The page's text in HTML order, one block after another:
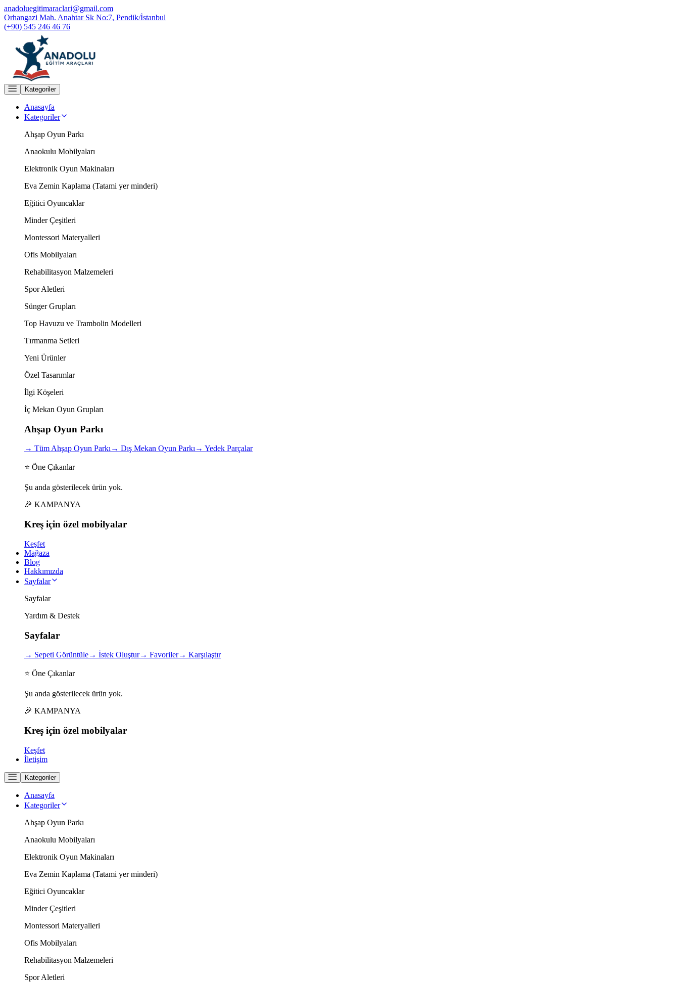
anadoluegitimaraclari@gmail.com
Orhangazi Mah. Anahtar Sk No:7, Pendik/İstanbul
(+90) 545 246 46 76
Kategoriler
Anasayfa
Kategoriler
Ahşap Oyun Parkı
Anaokulu Mobilyaları
Elektronik Oyun Makinaları
Eva Zemin Kaplama (Tatami yer minderi)
Eğitici Oyuncaklar
Minder Çeşitleri
Montessori Materyalleri
Ofis Mobilyaları
Rehabilitasyon Malzemeleri
Spor Aletleri
Sünger Grupları
Top Havuzu ve Trambolin Modelleri
Tırmanma Setleri
Yeni Ürünler
Özel Tasarımlar
İlgi Köşeleri
İç Mekan Oyun Grupları
Ahşap Oyun Parkı
→ Tüm Ahşap Oyun Parkı→ Dış Mekan Oyun Parkı→ Yedek Parçalar
⭐ Öne Çıkanlar
Şu anda gösterilecek ürün yok.
🎉 KAMPANYA
Kreş için özel mobilyalar
Keşfet
Mağaza
Blog
Hakkımızda
Sayfalar
Sayfalar
Yardım & Destek
Sayfalar
→ Sepeti Görüntüle→ İstek Oluştur→ Favoriler→ Karşılaştır
⭐ Öne Çıkanlar
Şu anda gösterilecek ürün yok.
🎉 KAMPANYA
Kreş için özel mobilyalar
Keşfet
İletişim
Kategoriler
Anasayfa
Kategoriler
Ahşap Oyun Parkı
Anaokulu Mobilyaları
Elektronik Oyun Makinaları
Eva Zemin Kaplama (Tatami yer minderi)
Eğitici Oyuncaklar
Minder Çeşitleri
Montessori Materyalleri
Ofis Mobilyaları
Rehabilitasyon Malzemeleri
Spor Aletleri